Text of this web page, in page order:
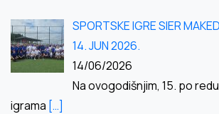
SPORTSKE IGRE SIER
14. JUN 2026.
14/06/2026
Na ovogodišnjim, 15. po
igrama […]